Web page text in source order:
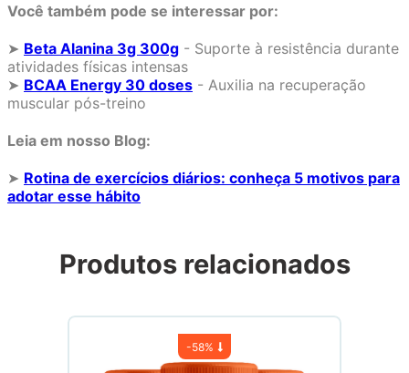
Você também pode se interessar por:
➤ Beta Alanina 3g 300g - Suporte à resistência durante
atividades físicas intensas
➤ BCAA Energy 30 doses - Auxilia na recuperação
muscular pós-treino
Leia em nosso Blog:
➤ Rotina de exercícios diários: conheça 5 motivos para
adotar esse hábito
Produtos relacionados
-58%